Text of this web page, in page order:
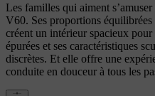
Les familles qui aiment
V60. Ses proportions
créent un intérieur spacieux pour
épurées et ses caractéristiques
discrètes. Et elle offre une
conduite en douceur à tous les